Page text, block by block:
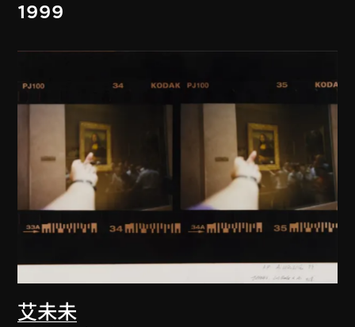
1999
艾未未